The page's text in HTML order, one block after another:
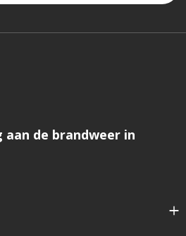
aan de brandweer in